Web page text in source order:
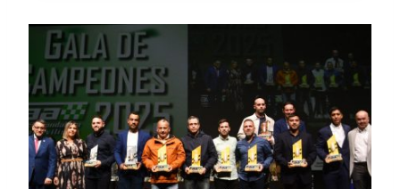
E
I
A
R
A
2
A
T
C
P
A
R
U
P
O
R
V
I
E